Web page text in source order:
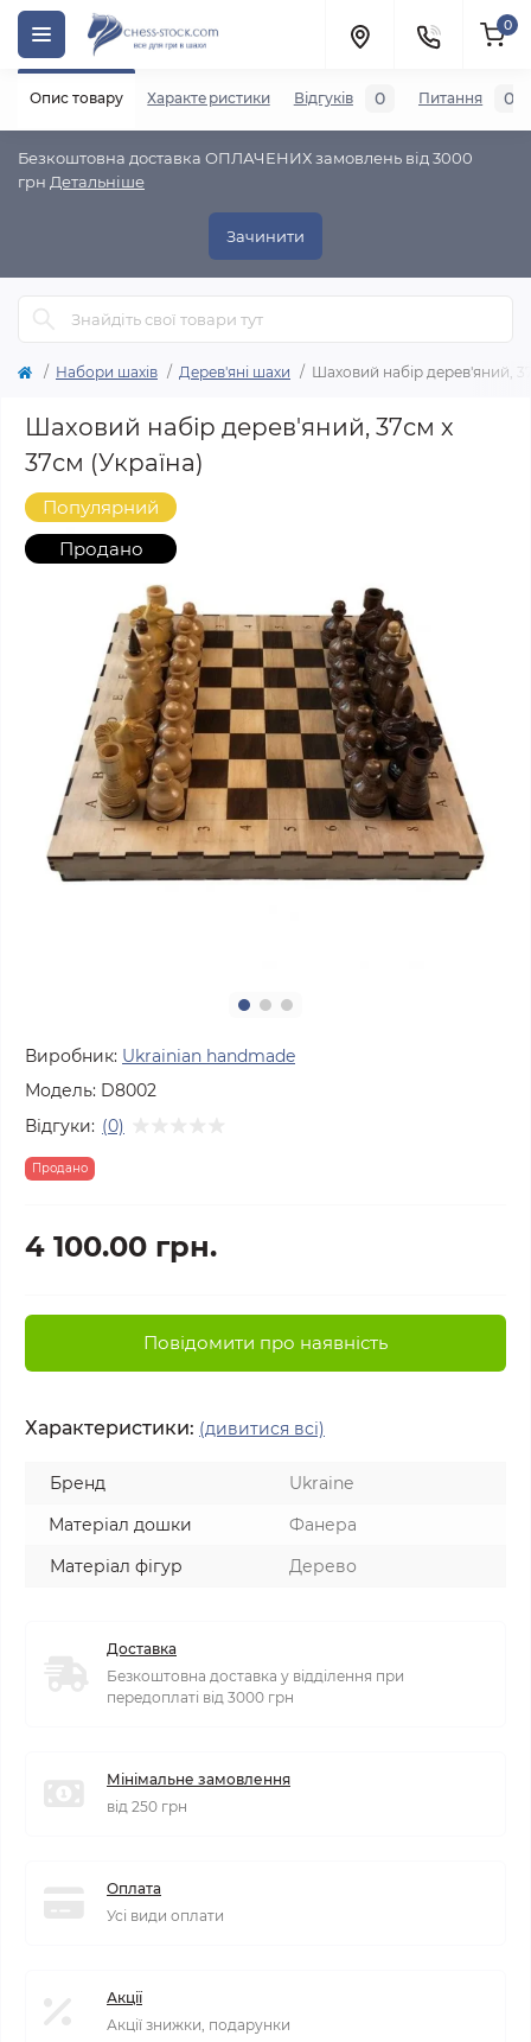
Безкоштовна доставка ОПЛАЧЕНИХ замовлень від 3000
грн Детальніше
Зачинити
0
Набори шахів Дерев'яні шахи Шаховий набір дерев'яний,
Шаховий набір дерев'яний, 37см х
37см (Україна)
Популярний
Продано
Виробник: Ukrainian handmade
Модель: D8002
Відгуки: (0)
Продано
4 100.00 грн.
Повідомити про наявність
Характеристики: (дивитися всі)
Бренд
Ukraine
Матеріал дошки
Фанера
Матеріал фігур
Дерево
Доставка
Безкоштовна доставка у відділення при
передоплаті від 3000 грн
Мінімальне замовлення
від 250 грн
Оплата
Усі види оплати
Акції
Акції знижки, подарунки
Опис товару Характеристики Відгуків 0 Питання 0